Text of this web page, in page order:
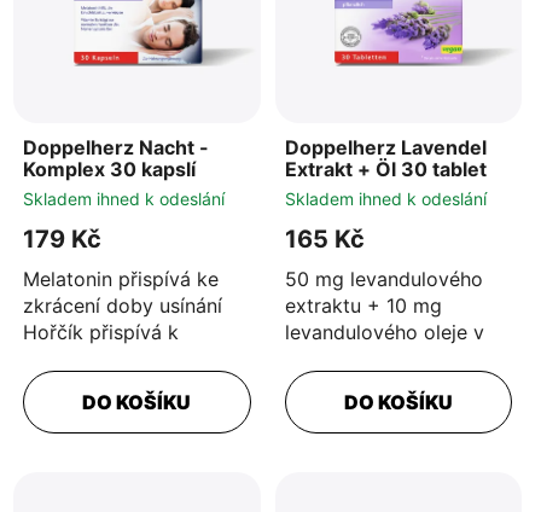
t
ů
Doppelherz Nacht -
Komplex 30 kapslí
Skladem ihned k odeslání
179 Kč
Melatonin přispívá ke
zkrácení doby usínání
Hořčík přispívá k
Vitaminy skupiny B
přispívají...DO KOŠÍKU
Doppelherz Lavendel
Extrakt + Öl 30 tablet
Skladem ihned k odeslání
165 Kč
50 mg levandulového
extraktu + 10 mg
levandulového oleje v
vitaminy B1, B2, B5, B6 a
B12 Vitamin...
DO KOŠÍKU